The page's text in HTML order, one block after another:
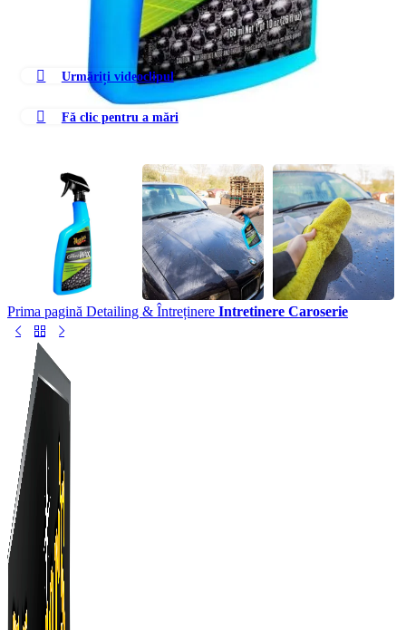
Urmăriți videoclipul
Fă clic pentru a mări
Prima pagină Detailing & Întreținere Intretinere Caroserie